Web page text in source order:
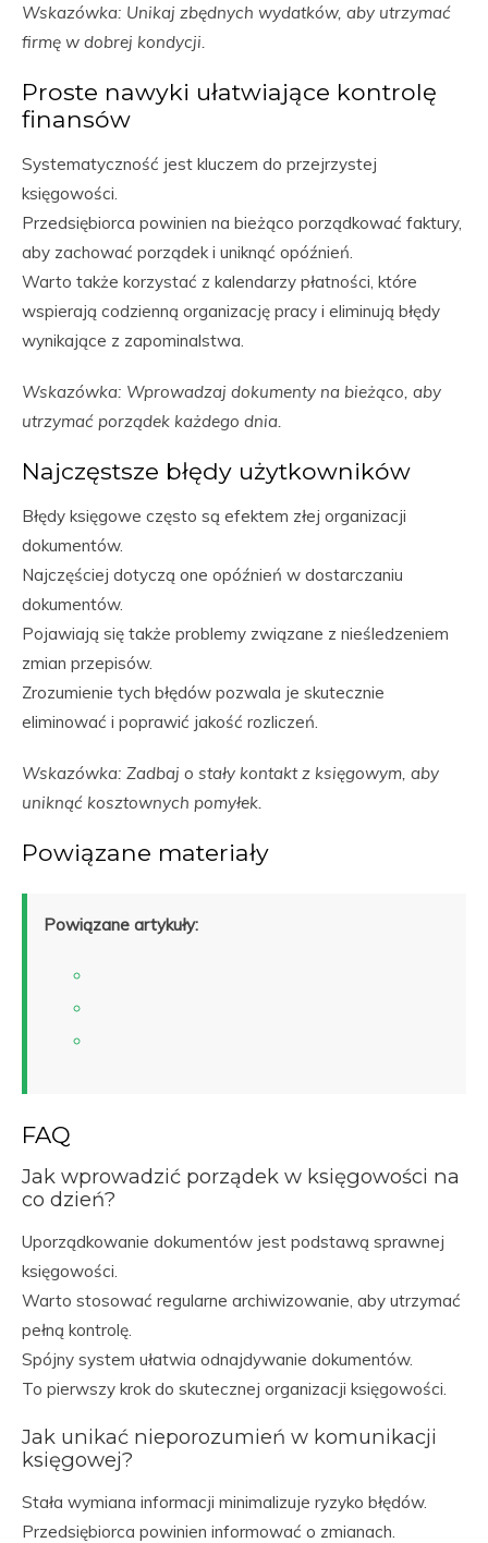
Wskazówka: Unikaj zbędnych wydatków, aby utrzymać
firmę w dobrej kondycji.
Proste nawyki ułatwiające kontrolę
finansów
Systematyczność jest kluczem do przejrzystej
księgowości.
Przedsiębiorca powinien na bieżąco porządkować faktury,
aby zachować porządek i uniknąć opóźnień.
Warto także korzystać z kalendarzy płatności, które
wspierają codzienną organizację pracy i eliminują błędy
wynikające z zapominalstwa.
Wskazówka: Wprowadzaj dokumenty na bieżąco, aby
utrzymać porządek każdego dnia.
Najczęstsze błędy użytkowników
Błędy księgowe często są efektem złej organizacji
dokumentów.
Najczęściej dotyczą one opóźnień w dostarczaniu
dokumentów.
Pojawiają się także problemy związane z nieśledzeniem
zmian przepisów.
Zrozumienie tych błędów pozwala je skutecznie
eliminować i poprawić jakość rozliczeń.
Wskazówka: Zadbaj o stały kontakt z księgowym, aby
uniknąć kosztownych pomyłek.
Powiązane materiały
Powiązane artykuły:
FAQ
Jak wprowadzić porządek w księgowości na
co dzień?
Uporządkowanie dokumentów jest podstawą sprawnej
księgowości.
Warto stosować regularne archiwizowanie, aby utrzymać
pełną kontrolę.
Spójny system ułatwia odnajdywanie dokumentów.
To pierwszy krok do skutecznej organizacji księgowości.
Jak unikać nieporozumień w komunikacji
księgowej?
Stała wymiana informacji minimalizuje ryzyko błędów.
Przedsiębiorca powinien informować o zmianach.